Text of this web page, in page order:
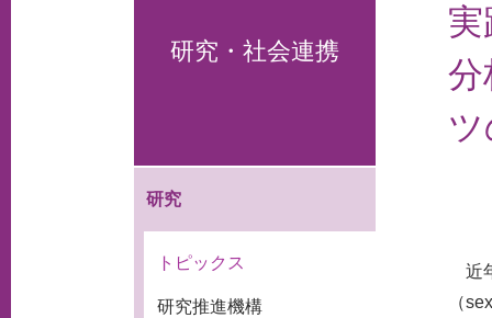
研究・社会連携
研究
トピックス
研究推進機構
分
近
（